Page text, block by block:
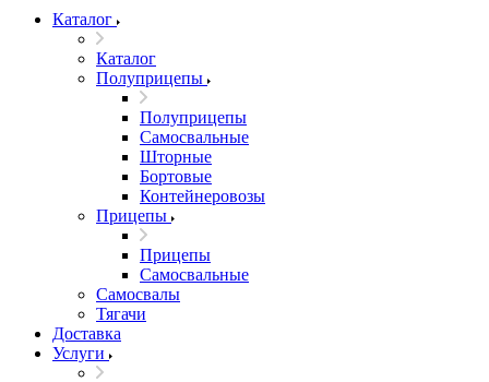
Каталог
Каталог
Полуприцепы
Полуприцепы
Самосвальные
Шторные
Бортовые
Контейнеровозы
Прицепы
Прицепы
Самосвальные
Самосвалы
Тягачи
Доставка
Услуги